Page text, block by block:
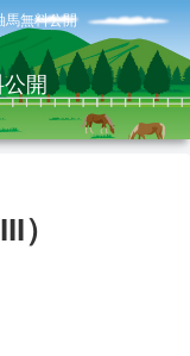
馬無料公開
開
）